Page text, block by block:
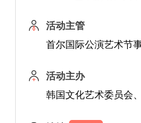
活动主管
首尔国际公演艺术节
活动主办
韩国文化艺术委员会